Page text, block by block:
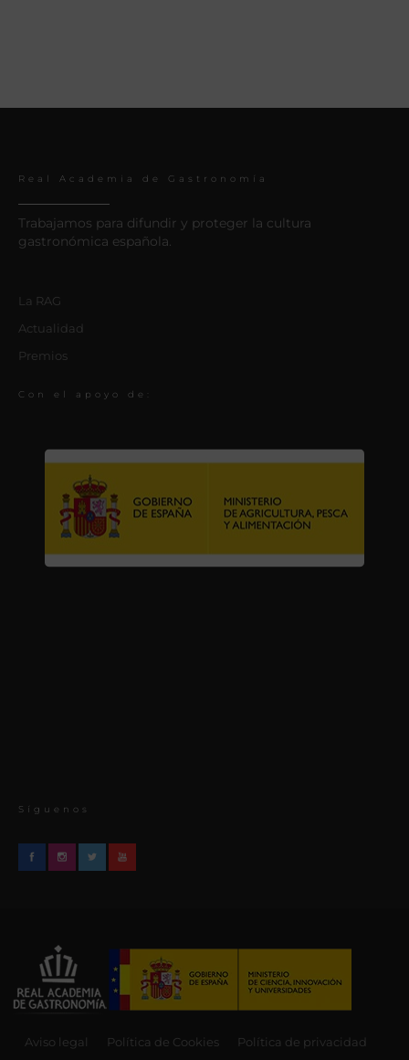
Real Academia de Gastronomía
Trabajamos para difundir y proteger la cultura
gastronómica española.
La RAG
Actualidad
Premios
Con el apoyo de:
Síguenos
Aviso legal Política de Cookies Política de privacidad